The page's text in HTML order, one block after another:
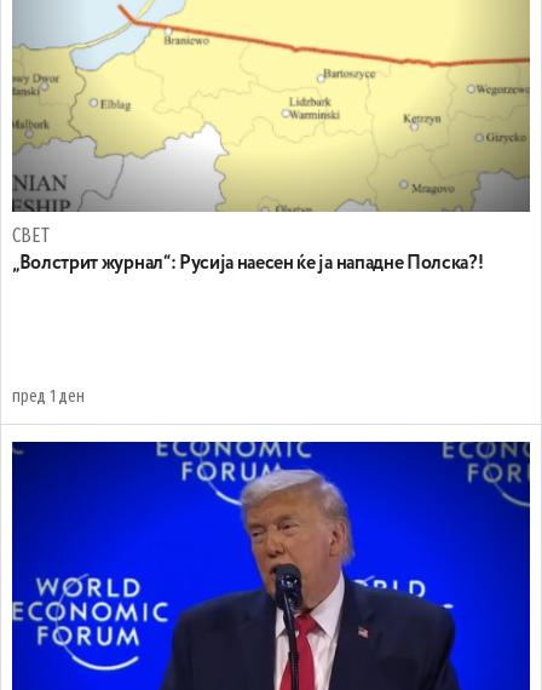
СВЕТ
„Волстрит журнал“: Русија наесен ќе ја нападне Полска?!
пред 1 ден